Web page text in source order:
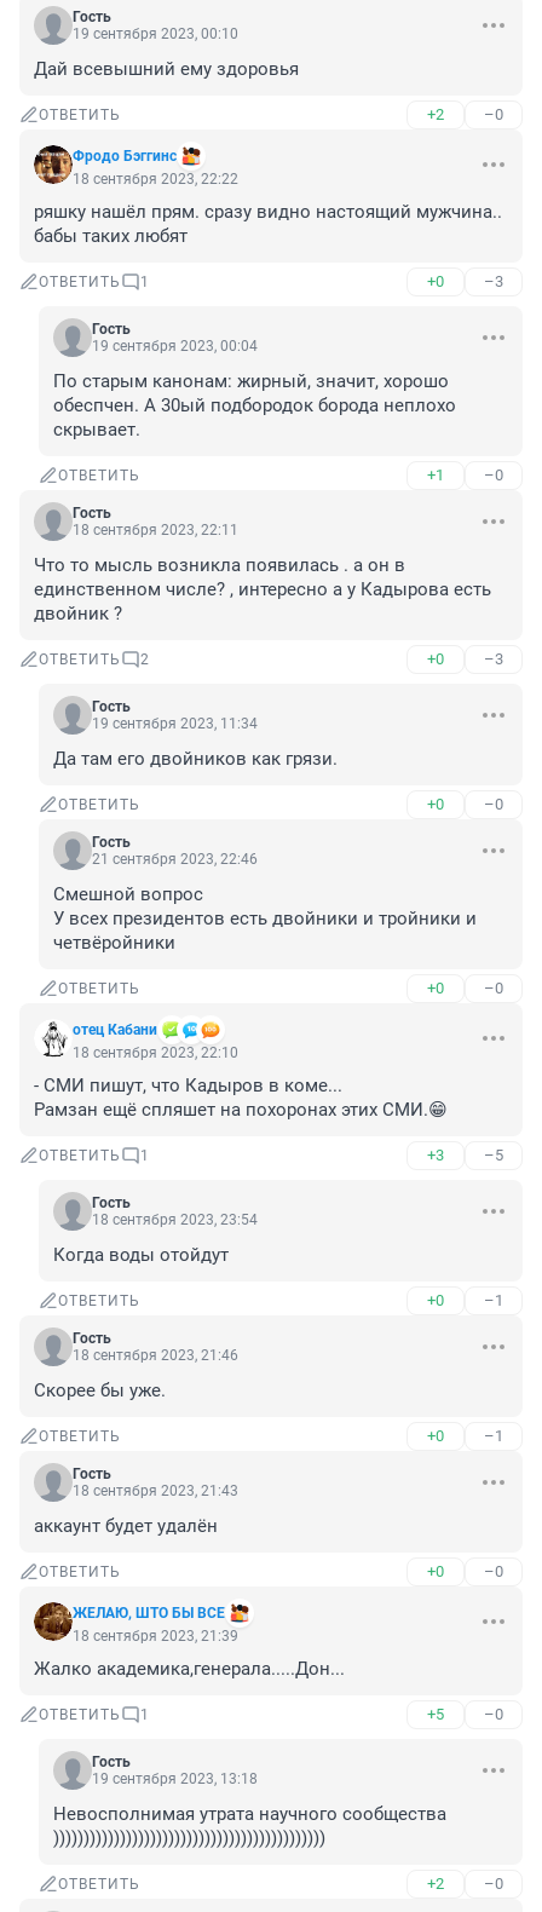
Гость
19 сентября 2023, 00:10
Дай всевышний ему здоровья
ОТВЕТИТЬ +2 –0
Фродо Бэггинс
18 сентября 2023, 22:22
ряшку нашёл прям. сразу видно настоящий мужчина..
бабы таких любят
ОТВЕТИТЬ 1 +0 –3
Гость
19 сентября 2023, 00:04
По старым канонам: жирный, значит, хорошо
обеспчен. А 30ый подбородок борода неплохо
скрывает.
ОТВЕТИТЬ +1 –0
Гость
18 сентября 2023, 22:11
Что то мысль возникла появилась . а он в
единственном числе? , интересно а у Кадырова есть
двойник ?
ОТВЕТИТЬ 2 +0 –3
Гость
19 сентября 2023, 11:34
Да там его двойников как грязи.
ОТВЕТИТЬ +0 –0
Гость
21 сентября 2023, 22:46
Смешной вопрос
У всех президентов есть двойники и тройники и
четвёройники
ОТВЕТИТЬ +0 –0
отец Кабани
18 сентября 2023, 22:10
- СМИ пишут, что Кадыров в коме...
Рамзан ещё спляшет на похоронах этих СМИ.😁
ОТВЕТИТЬ 1 +3 –5
Гость
18 сентября 2023, 23:54
Когда воды отойдут
ОТВЕТИТЬ +0 –1
Гость
18 сентября 2023, 21:46
Скорее бы уже.
ОТВЕТИТЬ +0 –1
Гость
18 сентября 2023, 21:43
аккаунт будет удалён
ОТВЕТИТЬ +0 –0
ЖЕЛАЮ, ШТО БЫ ВСЕ
18 сентября 2023, 21:39
Жалко академика,генерала.....Дон...
ОТВЕТИТЬ 1 +5 –0
Гость
19 сентября 2023, 13:18
Невосполнимая утрата научного сообщества
)))))))))))))))))))))))))))))))))))))))))))))
ОТВЕТИТЬ +2 –0